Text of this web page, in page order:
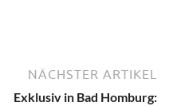
NÄCHSTER ARTIKEL
Exklusiv in Bad Homburg: